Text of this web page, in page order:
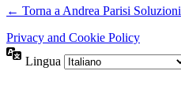
← Torna a Andrea Parisi Soluzioni
Privacy and Cookie Policy
Lingua